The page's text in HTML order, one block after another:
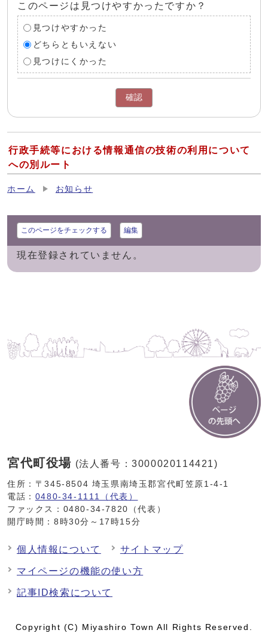
このページは見つけやすかったですか？
見つけやすかった
どちらともいえない
見つけにくかった
確認
行政手続等における情報通信の技術の利用について
への別ルート
ホーム お知らせ
このページをチェックする 編集
現在登録されていません。
宮代町役場 (法人番号：3000020114421)
住所：〒345-8504 埼玉県南埼玉郡宮代町笠原1-4-1
電話： 0480-34-1111（代表）
ファックス：0480-34-7820（代表）
開庁時間：8時30分～17時15分
個人情報について サイトマップ
マイページの機能の使い方
記事ID検索について
Copyright (C) Miyashiro Town All Rights Reserved.